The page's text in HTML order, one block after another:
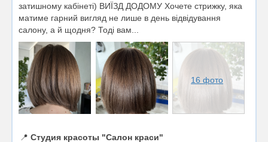
затишному кабінеті) ВИЇЗД ДОДОМУ Хочете стрижку, яка
матиме гарний вигляд не лише в день відвідування
салону, а й щодня? Тоді вам...
16 фото
📍 Студия красоты "Салон краси"